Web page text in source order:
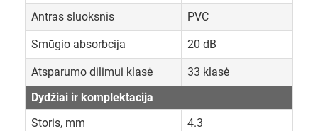
Antras sluoksnis PVC
Smūgio absorbcija 20 dB
Atsparumo dilimui klasė
33 klasė
Dydžiai ir komplektacija
Storis, mm
4.3